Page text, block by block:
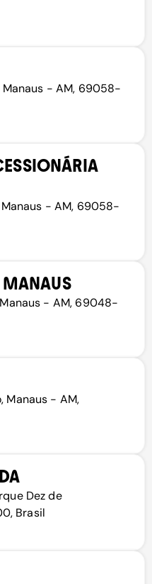
Manaus - AM, 69058-
- AM, 69058-
MANAUS
- AM, 69048-
Manaus - AM,
Dez de
Brasil